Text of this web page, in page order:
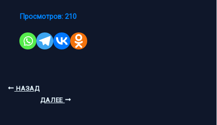
Просмотров: 210
НАЗАД
ДАЛЕЕ